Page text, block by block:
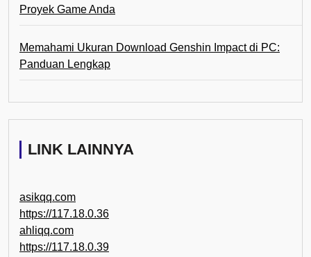
Proyek Game Anda
Memahami Ukuran Download Genshin Impact di PC:
Panduan Lengkap
LINK LAINNYA
asikqq.com
https://117.18.0.36
ahliqq.com
https://117.18.0.39